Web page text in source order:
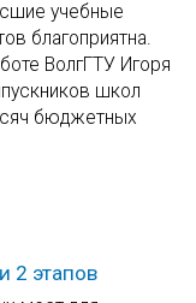
учебные
благоприятна.
ВолгГТУ Игоря
школ
бюджетных
2 этапов